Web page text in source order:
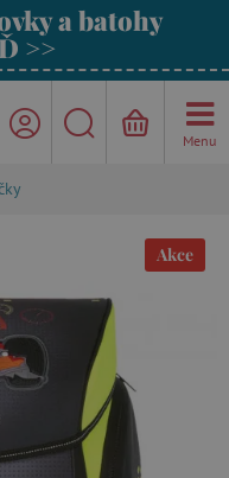
a batohy
>>
Menu
Akce